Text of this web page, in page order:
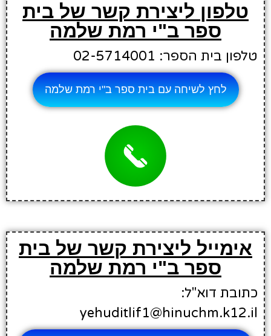
טלפון ליצירת קשר של בית
ספר ב"י רמת שלמה
טלפון בית הספר: 02-5714001
לחץ לשיחה עם בית ספר ב"י רמת שלמה
אימייל ליצירת קשר של בית
ספר ב"י רמת שלמה
כתובת דוא"ל:
yehuditlif1@hinuchm.k12.il